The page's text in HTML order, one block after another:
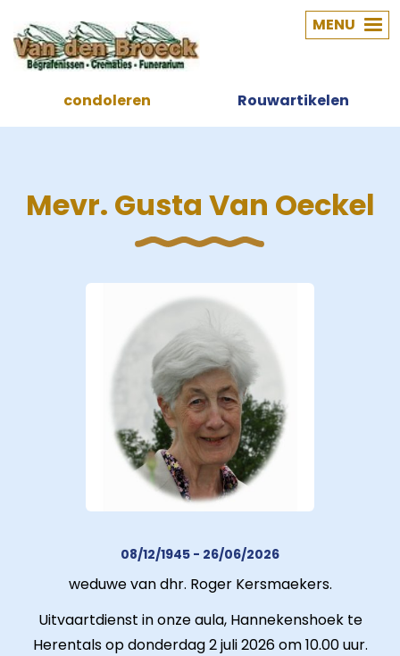
condoleren Rouwartikelen
MENU
Mevr. Gusta Van Oeckel
08/12/1945 - 26/06/2026
weduwe van dhr. Roger Kersmaekers.
Uitvaartdienst in onze aula, Hannekenshoek te
Herentals op donderdag 2 juli 2026 om 10.00 uur.